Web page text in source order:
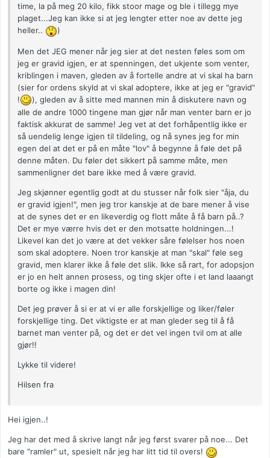
time, la på meg 20 kilo, fikk stoor mage og ble i tillegg mye
plaget...Jeg kan ikke si at jeg lengter etter noe av dette jeg
heller..
)
Men det JEG mener når jeg sier at det nesten føles som om
jeg er gravid igjen, er at spenningen, det ukjente som venter,
kriblingen i maven, gleden av å fortelle andre at vi skal ha barn
(sier for ordens skyld at vi skal adoptere, ikke at jeg er "gravid"
!
), gleden av å sitte med mannen min å diskutere navn og
alle de andre 1000 tingene man gjør når man venter barn er jo
faktisk akkurat de samme! Jeg vet at det forhåpentlig ikke er
så uendelig lenge igjen til tildeling, og nå synes jeg for min
egen del at det er på en måte "lov" å begynne å føle det på
denne måten. Du føler det sikkert på samme måte, men
sammenligner det bare ikke med å være gravid.
Jeg skjønner egentlig godt at du stusser når folk sier "åja, du
er gravid igjen!", men jeg tror kanskje at de bare mener å vise
at de synes det er en likeverdig og flott måte å få barn på..?
Det er mye værre hvis det er den motsatte holdningen...!
Likevel kan det jo være at det vekker såre følelser hos noen
som skal adoptere. Noen tror kanskje at man "skal" føle seg
gravid, men klarer ikke å føle det slik. Ikke så rart, for adopsjon
er jo en helt annen prosess, og ting skjer ofte i et land laaangt
borte og ikke i magen din!
Det jeg prøver å si er at vi er alle forskjellige og liker/føler
forskjellige ting. Det viktigste er at man gleder seg til å få
barnet man venter på, og det er det vel ingen tvil om at alle
gjør!!
Lykke til videre!
Hilsen fra
Hei igjen..!
Jeg har det med å skrive langt når jeg først svarer på noe... Det
bare "ramler" ut, spesielt når jeg har litt tid til overs!